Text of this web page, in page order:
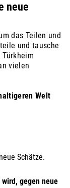
neue
das Teilen und
und tausche
vielen
Welt
Schätze.
gegen neue